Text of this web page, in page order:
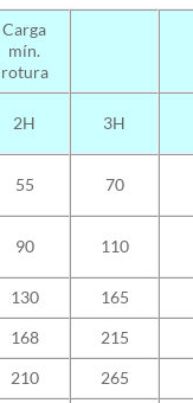
Carga
mín.
rotura
2H 3H
55 70
90 110
130 165
168 215
210 265